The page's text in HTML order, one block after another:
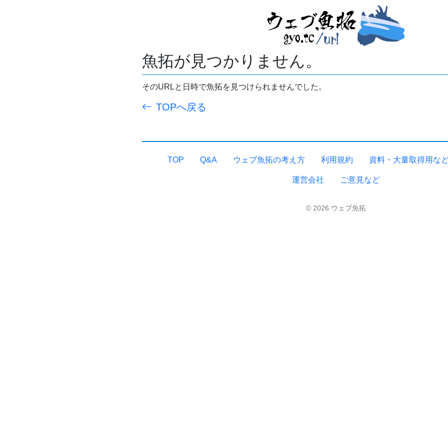
魚拓が見つかりません。
そのURLと日時で魚拓を見つけられませんでした。
TOPへ戻る
TOP Q&A ウェブ魚拓の考え方 利用規約 資料・大量取得用な
運営会社 ご意見など
© 2026 ウェブ魚拓